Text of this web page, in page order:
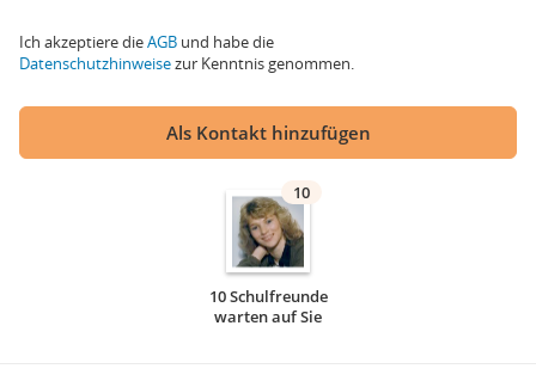
Ich akzeptiere dieAGB und habe die
Datenschutzhinweisezur Kenntnis genommen.
Als Kontakt hinzufügen
10
10 Schulfreunde
warten auf Sie